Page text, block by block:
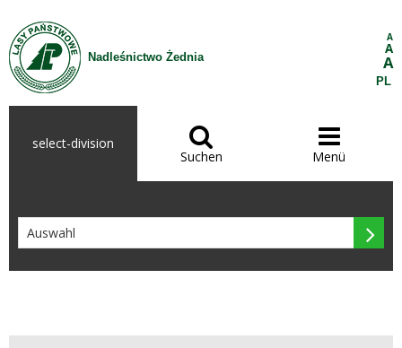
Zum Inhalt wechseln
Nadleśnictwo Żednia
A
A
A
PL
select-division 
Suchen

Menü
